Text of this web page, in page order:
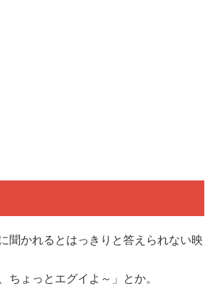
聞かれるとはっきりと答えられない映
ちょっとエグイよ～」とか。